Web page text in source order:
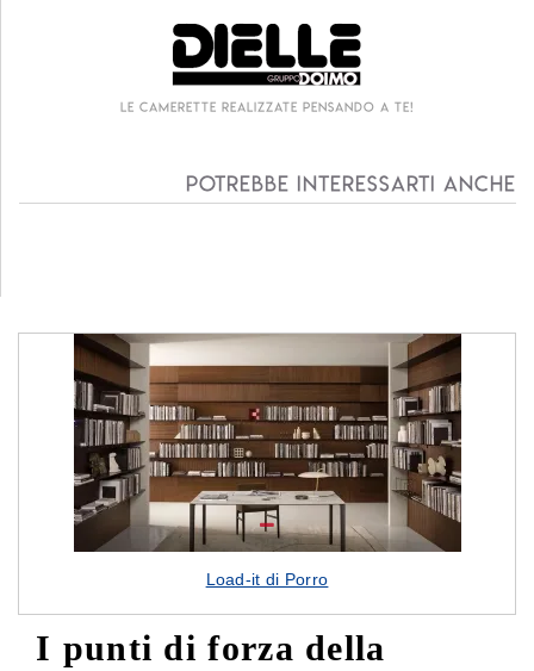
Load-it di Porro
I punti di forza della
Le camerette realizzate pensando a te!
Potrebbe interessarti anche